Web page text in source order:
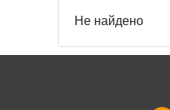
Не найдено